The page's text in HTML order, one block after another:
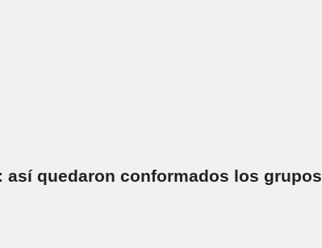
así quedaron conformados los grupos